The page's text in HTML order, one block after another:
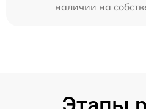
наличии на